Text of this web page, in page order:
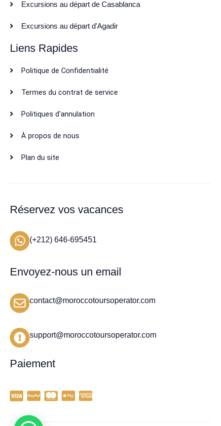
Excursions au départ de Casablanca
Excursions au départ d'Agadir
Liens Rapides
Politique de Confidentialité
Termes du contrat de service
Politiques d'annulation
À propos de nous
Plan du site
Réservez vos vacances
(+212) 646-695451
Envoyez-nous un email
contact@moroccotoursoperator.com
support@moroccotoursoperator.com
Paiement